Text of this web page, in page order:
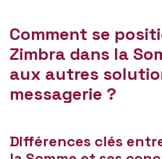
Comment se
Zimbra dans la
aux autres
messagerie ?
Différences clés